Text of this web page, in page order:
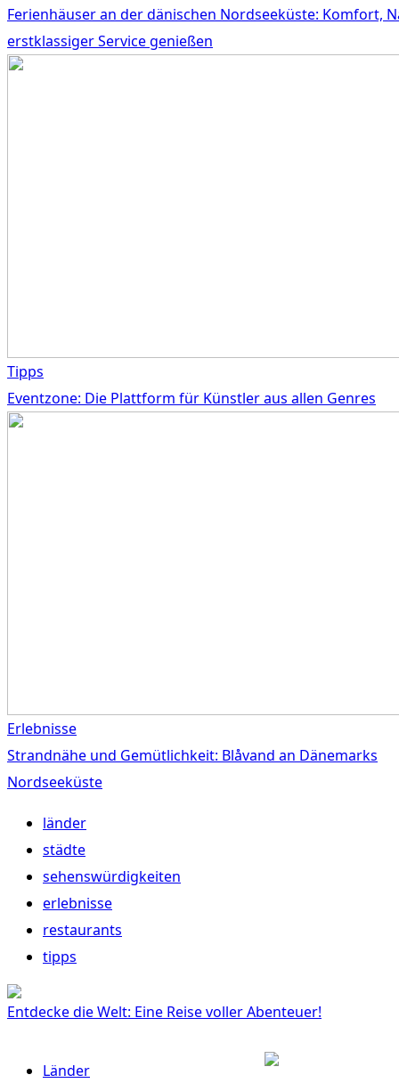
Ferienhäuser an der dänischen Nordseeküste: Komfort,
erstklassiger Service genießen
Tipps
Eventzone: Die Plattform für Künstler aus allen Genres
Erlebnisse
Strandnähe und Gemütlichkeit: Blåvand an Dänemarks
Nordseeküste
länder
städte
sehenswürdigkeiten
erlebnisse
restaurants
tipps
Entdecke die Welt: Eine Reise voller Abenteuer!
Länder